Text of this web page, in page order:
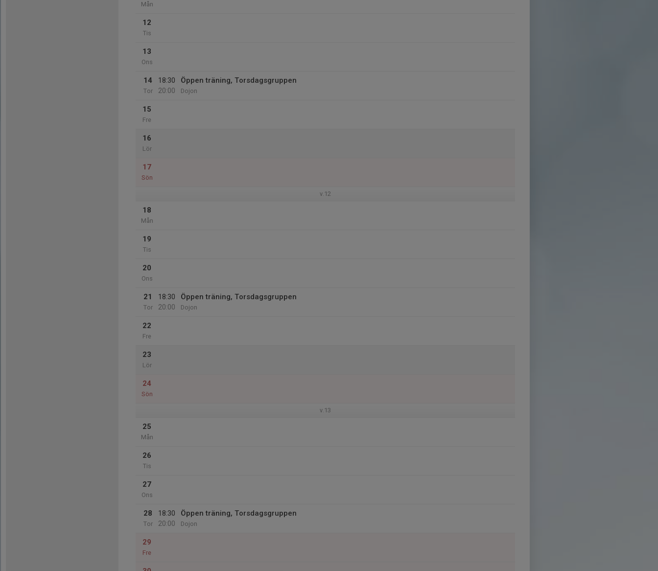
Mån
12
Tis
13
Ons
14
Tor
18:30
20:00
Öppen träning, Torsdagsgruppen
Dojon
15
Fre
16
Lör
17
Sön
v.12
18
Mån
19
Tis
20
Ons
21
Tor
18:30
20:00
Öppen träning, Torsdagsgruppen
Dojon
22
Fre
23
Lör
24
Sön
v.13
25
Mån
26
Tis
27
Ons
28
Tor
18:30
20:00
Öppen träning, Torsdagsgruppen
Dojon
29
Fre